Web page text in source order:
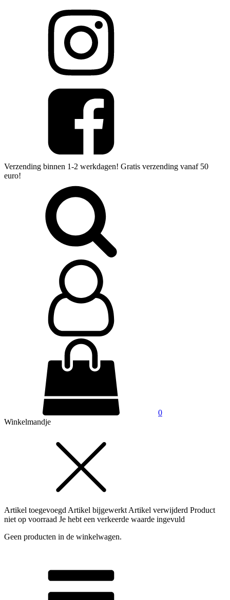
Verzending binnen 1-2 werkdagen! Gratis verzending vanaf 50
euro!
0
Winkelmandje
Artikel toegevoegd Artikel bijgewerkt Artikel verwijderd Product
niet op voorraad Je hebt een verkeerde waarde ingevuld
Geen producten in de winkelwagen.